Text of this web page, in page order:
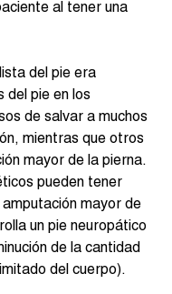
al tener una
del pie era
del pie en los
de salvar a muchos
mientras que otros
mayor de la pierna.
pueden tener
mayor de
un pie neuropático
de la cantidad
del cuerpo).